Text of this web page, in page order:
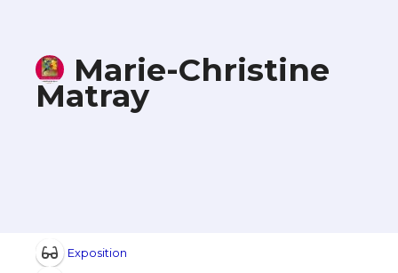
Marie-Christine
Matray
Exposition